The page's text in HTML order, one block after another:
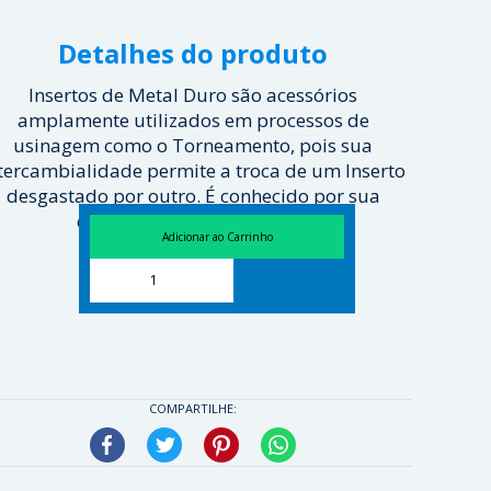
Detalhes do produto
Insertos de Metal Duro são acessórios
amplamente utilizados em processos de
usinagem como o Torneamento, pois sua
permite a troca de um Inserto
desgastado por outro. É conhecido por sua
eficiência e agilidade em ...
[ Veja mais ]
COMPARTILHE:
Facebook Twitter Pinterest